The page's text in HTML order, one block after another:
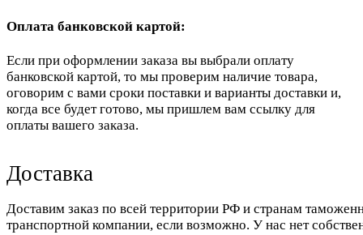
Оплата банковской картой:
Если при оформлении заказа вы выбрали оплату
банковской картой, то мы проверим наличие товара,
оговорим с вами сроки поставки и варианты доставки и,
когда все будет готово, мы пришлем вам ссылку для
оплаты вашего заказа.
Доставка
Доставим заказ по всей территории РФ и странам
транспортной компании, если возможно. У нас нет